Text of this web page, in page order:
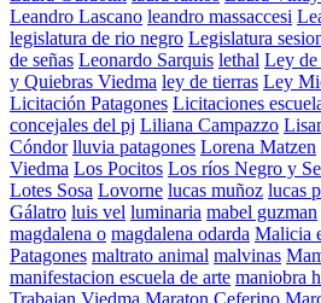
Leandro Lascano leandro massaccesi
legislatura de rio negro Legislatura
de señas Leonardo Sarquis lethal Ley
y Quiebras Viedma ley de tierras Ley
Licitación Patagones Licitaciones
concejales del pj Liliana Campazzo
Cóndor lluvia patagones Lorena Matzen
Viedma Los Pocitos Los ríos Negro y
Lotes Sosa Lovorne lucas muñoz lucas
Gálatro luis vel luminaria mabel guzman
magdalena o magdalena odarda Malicia
Patagones maltrato animal malvinas
manifestacion escuela de arte maniobra
Trabajan Viedma Maraton Ceferino